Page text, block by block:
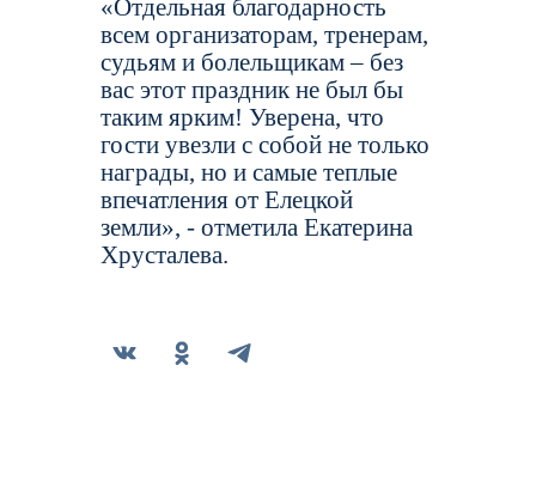
«Отдельная благодарность
всем организаторам, тренерам,
судьям и болельщикам – без
вас этот праздник не был бы
таким ярким! Уверена, что
гости увезли с собой не только
награды, но и самые теплые
впечатления от Елецкой
земли», - отметила Екатерина
Хрусталева.